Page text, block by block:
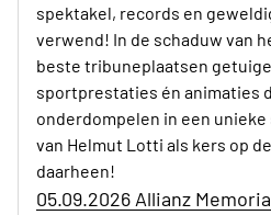
spektakel, records en
verwend! In de schaduw van
beste tribuneplaatsen
sportprestaties én animaties
onderdompelen in een
van Helmut Lotti als kers op
daarheen!
05.09.2026 Allianz